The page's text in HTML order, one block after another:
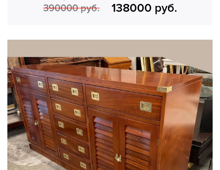
390000 руб. 138000 руб.